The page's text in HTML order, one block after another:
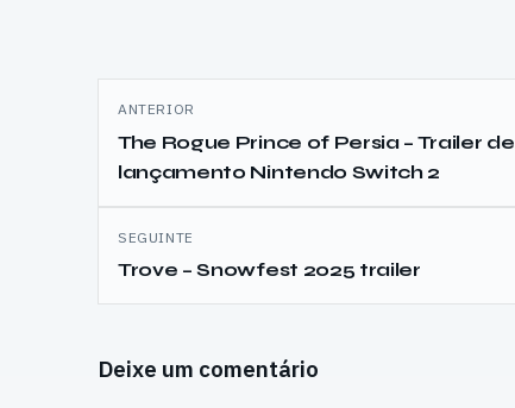
Navegação
de
artigos
ANTERIOR
The Rogue Prince of Persia – Trailer de
lançamento Nintendo Switch 2
SEGUINTE
Trove – Snowfest 2025 trailer
Deixe um comentário